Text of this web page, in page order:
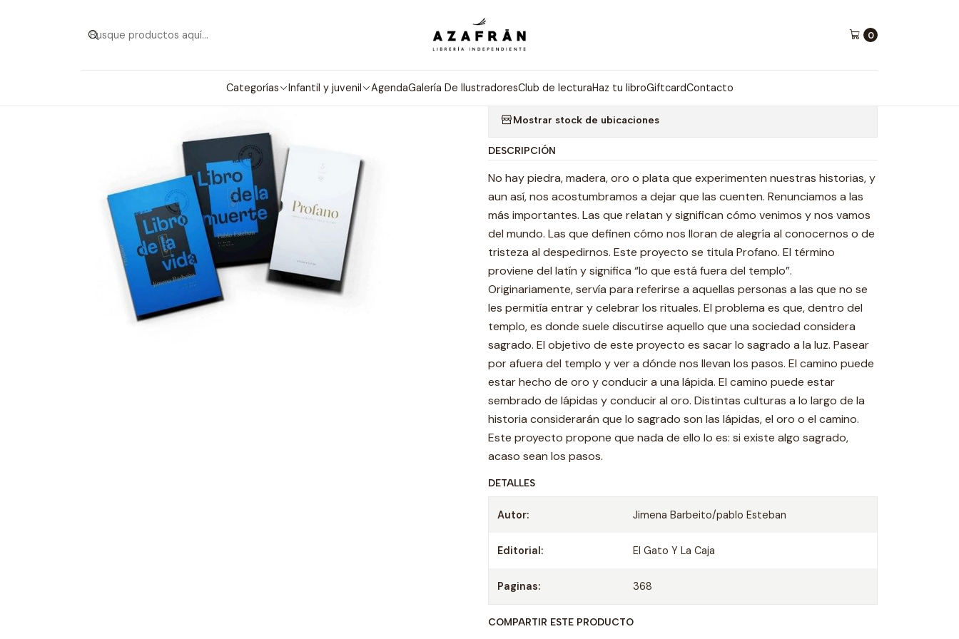
0
Categorías Infantil y juvenil AgendaGalería De IlustradoresClub de lecturaHaz tu libroGiftcardContacto
PROFANO
Mostrar stock de ubicaciones
DESCRIPCIÓN
No hay piedra, madera, oro o plata que experimenten nuestras historias, y
aun así, nos acostumbramos a dejar que las cuenten. Renunciamos a las
más importantes. Las que relatan y significan cómo venimos y nos vamos
del mundo. Las que definen cómo nos lloran de alegría al conocernos o de
tristeza al despedirnos. Este proyecto se titula Profano. El término
proviene del latín y significa “lo que está fuera del templo”.
Originariamente, servía para referirse a aquellas personas a las que no se
les permitía entrar y celebrar los rituales. El problema es que, dentro del
templo, es donde suele discutirse aquello que una sociedad considera
sagrado. El objetivo de este proyecto es sacar lo sagrado a la luz. Pasear
por afuera del templo y ver a dónde nos llevan los pasos. El camino puede
estar hecho de oro y conducir a una lápida. El camino puede estar
sembrado de lápidas y conducir al oro. Distintas culturas a lo largo de la
historia considerarán que lo sagrado son las lápidas, el oro o el camino.
Este proyecto propone que nada de ello lo es: si existe algo sagrado,
acaso sean los pasos.
DETALLES
Autor: Jimena Barbeito/pablo Esteban
Editorial: El Gato Y La Caja
Paginas: 368
COMPARTIR ESTE PRODUCTO